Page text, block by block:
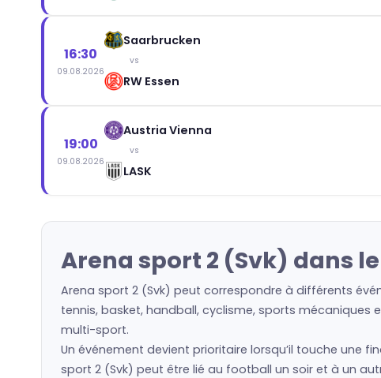
16:30
09.08.2026
Saarbrucken
vs
RW Essen
19:00
09.08.2026
Austria Vienna
vs
LASK
Arena sport 2 (Svk) dans
Arena sport 2 (Svk) peut correspondre à différents
tennis, basket, handball, cyclisme, sports mécaniques
multi-sport.
Un événement devient prioritaire lorsqu’il touche une
sport 2 (Svk) peut être lié au football un soir et à un